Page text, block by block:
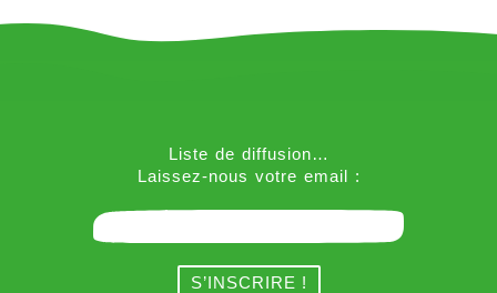
Liste de diffusion…
Laissez-nous votre email :